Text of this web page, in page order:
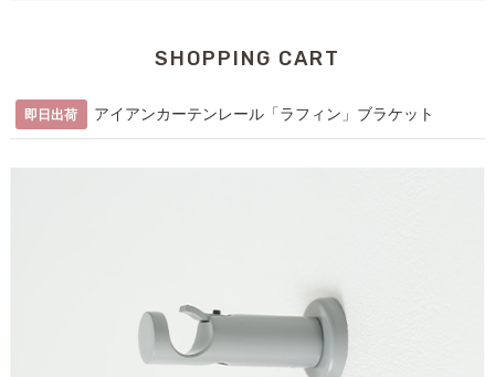
SHOPPING CART
即日出荷 アイアンカーテンレール「ラフィン」ブラケット